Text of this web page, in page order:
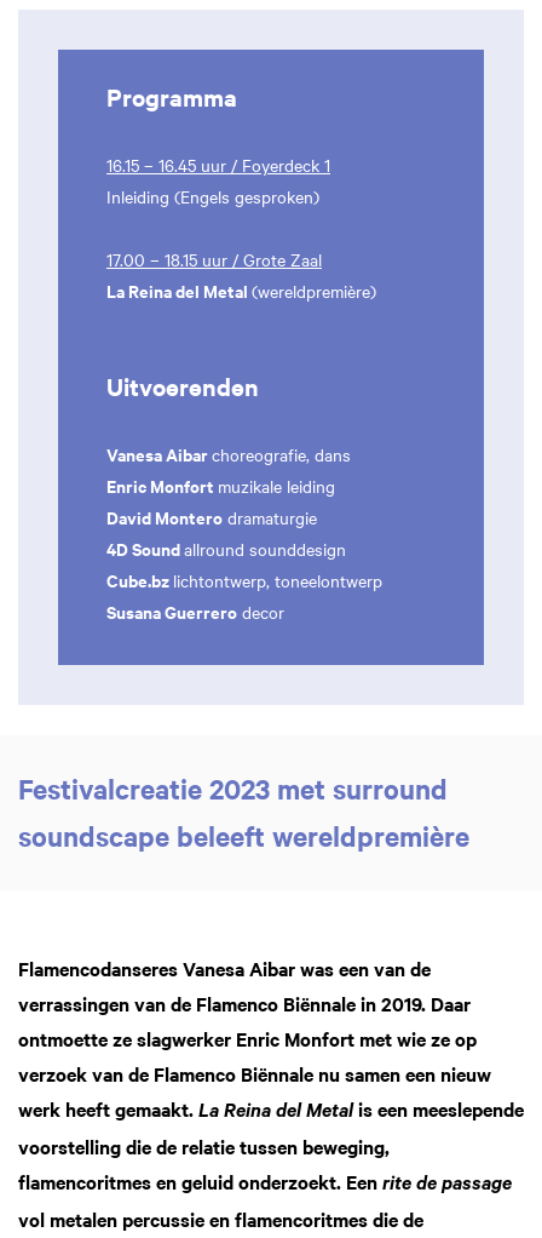
Programma
16.15 – 16.45 uur / Foyerdeck 1
Inleiding (Engels gesproken)
17.00 – 18.15 uur / Grote Zaal
La Reina del Metal (wereldpremière)
Uitvoerenden
Vanesa Aibarchoreografie, dans
Enric Monfort muzikale leiding
David Montero dramaturgie
4D Soundallround sounddesign
Cube.bz lichtontwerp, toneelontwerp
Susana Guerrero decor
Festivalcreatie 2023 met surround
soundscape beleeft wereldpremière
Flamencodanseres Vanesa Aibar was een van de
verrassingen van de Flamenco Biënnale in 2019. Daar
ontmoette ze slagwerker Enric Monfort met wie ze op
verzoek van de Flamenco Biënnale nu samen een nieuw
werk heeft gemaakt. La Reina del Metalis een meeslepende
voorstelling die de relatie tussen beweging,
flamencoritmes en geluid onderzoekt. Een rite de passage
vol metalen percussie en flamencoritmes die de